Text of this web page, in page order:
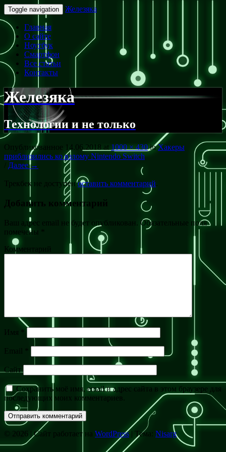
Toggle navigation Железяка
Главная
О сайте
Ноутбук
Смартфон
Все статьи
Контакты
Железяка
Технологии и не только
Опубликованное 14.06.2018 at 1000 × 430inХакеры
приблизились ко взлому Nintendo Switch
Далее →
Трекбек не доступеноставить комментарий
Добавить комментарий
Ваш адрес email не будет опубликован. Обязательные поля
помечены
Комментарий
Имя *
Email
Сайт
Сохранить моё имя, email и адрес сайта в этом браузере для
последующих моих комментариев.
© 2026 |Сайт работает на WordPress | Тема: Nisarg